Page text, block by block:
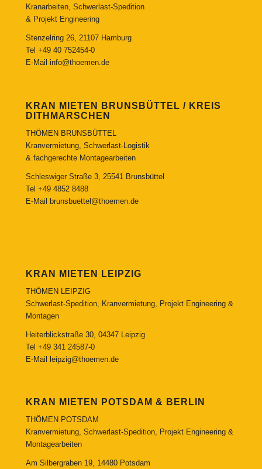
Kranarbeiten, Schwerlast-Spedition
& Projekt Engineering
Stenzelring 26, 21107 Hamburg
Tel +49 40 752454-0
E-Mail info@thoemen.de
KRAN MIETEN BRUNSBÜTTEL / KREIS
DITHMARSCHEN
THÖMEN BRUNSBÜTTEL
Kranvermietung, Schwerlast-Logistik
& fachgerechte Montagearbeiten
Schleswiger Straße 3, 25541 Brunsbüttel
Tel +49 4852 8488
E-Mail
brunsbuettel@thoemen.de
KRAN MIETEN LEIPZIG
THÖMEN LEIPZIG
Schwerlast-Spedition, Kranvermietung, Projekt Engineering &
Montagen
Heiterblickstraße 30, 04347 Leipzig
Tel +49 341 24587-0
E-Mail leipzig@thoemen.de
KRAN MIETEN POTSDAM & BERLIN
THÖMEN POTSDAM
Kranvermietung, Schwerlast-Spedition, Projekt Engineering &
Montagearbeiten
Am Silbergraben 19, 14480 Potsdam